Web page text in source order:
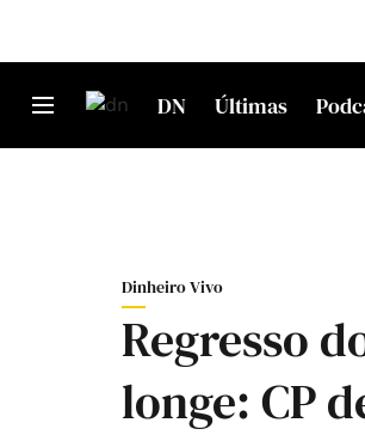
DN Últimas
Dinheiro Vivo
Regresso
longe: CP